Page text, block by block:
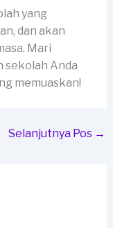
yang
dan akan
Mari
sekolah Anda
memuaskan!
Selanjutnya Pos →